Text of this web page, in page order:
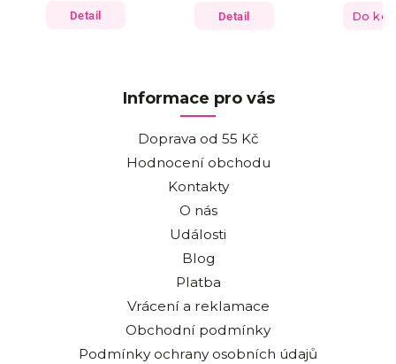
Detail Detail Do
Informace pro vás
Doprava od 55 Kč
Hodnocení obchodu
Kontakty
O nás
Události
Blog
Platba
Vrácení a reklamace
Obchodní podmínky
Podmínky ochrany osobních údajů